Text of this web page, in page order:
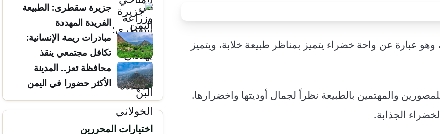
عبارة عن واحة خضراء يتميز بمناظر طبيعة خلابة، ويتميز
والمهتمين بالطبيعة نظراً لجمال أوديتها واخضرارها.
الجذابة.
الخولاني
جزيرة سقطرى: الطبيعة
الفريدة المهددة
مبادرات ريمة الإنسانية:
تكافل مجتمعي ينقذ
الأرواح
محافظة تعز.. المدينة
الأكثر حضورا في اليمن
اختيارات المحررين